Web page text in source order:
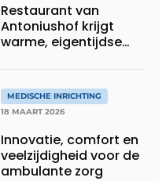
Restaurant van
Antoniushof krijgt
warme, eigentijdse
MEDISCHE INRICHTING
18 MAART 2026
Innovatie, comfort en
veelzijdigheid voor de
ambulante zorg